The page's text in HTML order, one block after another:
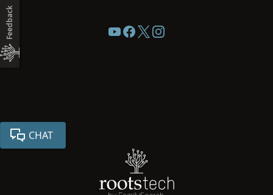
CHAT
Feedback